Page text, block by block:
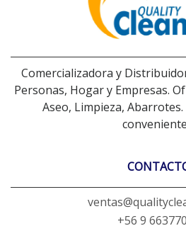
Comercializadora y
Personas, Hogar y Empresas.
Aseo, Limpieza,
+56 9